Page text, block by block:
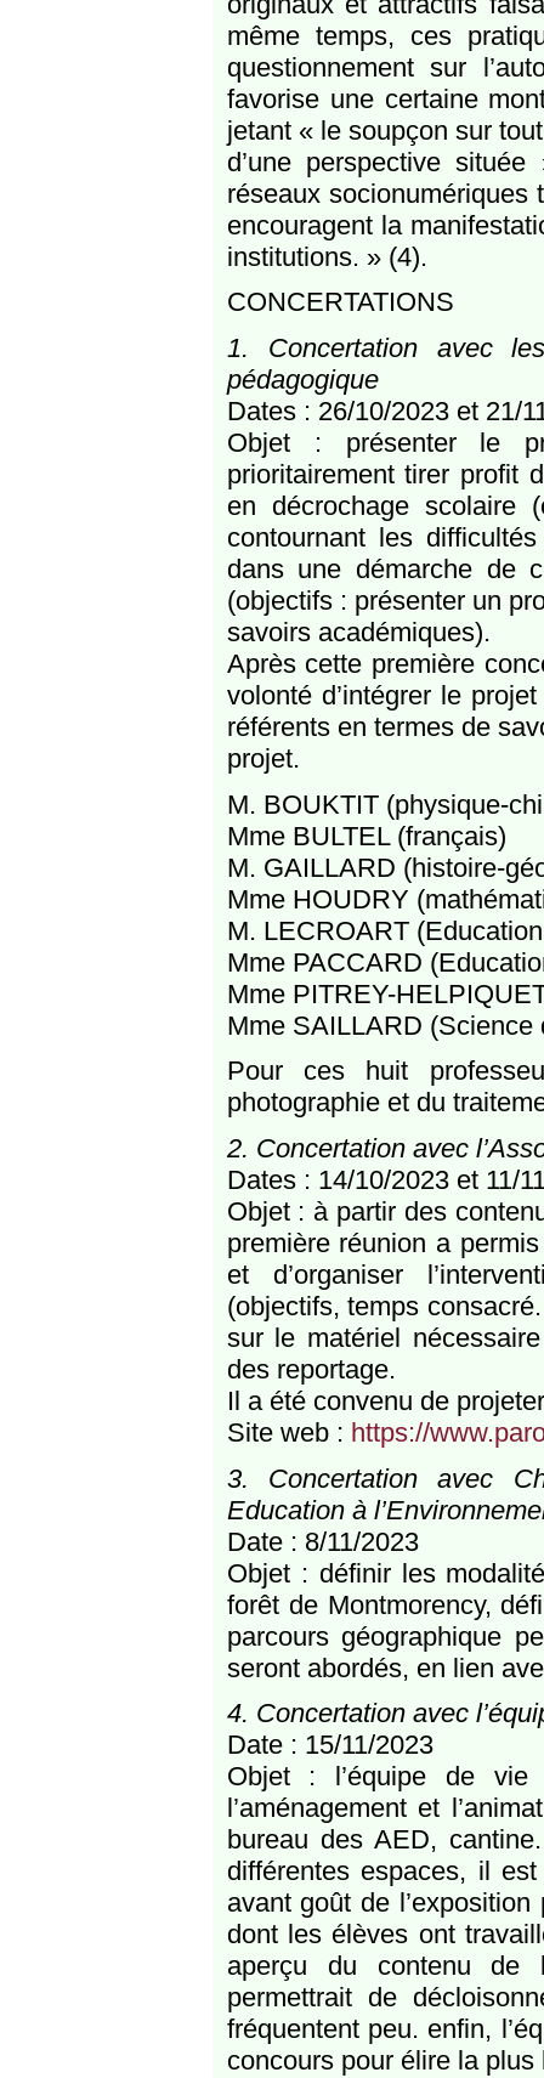
même temps, ces
questionnement sur
favorise une certaine
jetant « le soupçon sur
d’une perspective
réseaux socionumériques
encouragent la
institutions. » (4).
CONCERTATIONS
1. Concertation avec
pédagogique
Dates : 26/10/2023 et 21/
Objet : présenter le
prioritairement tirer profit
en décrochage scolaire
contournant les
dans une démarche de
(objectifs : présenter un
savoirs académiques).
Après cette première
volonté d’intégrer le
référents en termes de
projet.
M. BOUKTIT (physique-
Mme BULTEL (français)
M. GAILLARD (histoire-
Mme HOUDRY
M. LECROART
Mme PACCARD
Mme PITREY-
Mme SAILLARD (Science
Pour ces huit
photographie et du
2. Concertation avec
Dates : 14/10/2023 et 11/
Objet : à partir des
première réunion a
et d’organiser
(objectifs, temps
sur le matériel
des reportage.
Il a été convenu de
Site web : https://
3. Concertation avec
Education à
Date : 8/11/2023
Objet : définir les
forêt de Montmorency,
parcours géographique
seront abordés, en lien
4. Concertation avec
Date : 15/11/2023
Objet : l’équipe de vie
l’aménagement et
bureau des AED,
différentes espaces, il
avant goût de
dont les élèves ont
aperçu du contenu de
permettrait de
fréquentent peu. enfin,
concours pour élire la plus